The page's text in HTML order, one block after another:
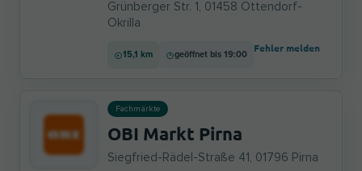
Grünberger Str. 1, 01458 Ottendorf-
Okrilla
15,1 km geöffnet bis 19:00
Fehler melden
Fachmärkte
OBI Markt Pirna
Siegfried-Rädel-Straße 41, 01796 Pirna